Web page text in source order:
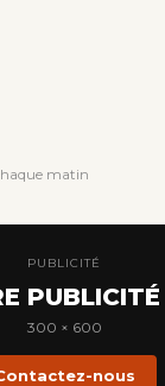
matin
PUBLICITÉ
PUBLICITÉ
300 × 600
nous